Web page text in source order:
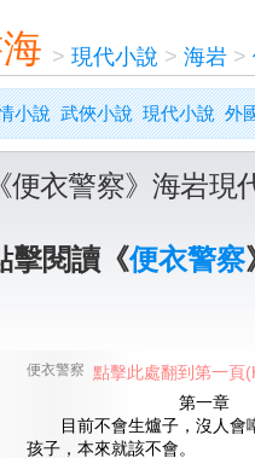
> 現代小說 > 海岩>
小說 武俠小說 現代小說 外
《便衣警察》海岩
擊閱讀《便衣警察
便衣警察
第一章
目前不會生爐子，沒人會
孩子，本來就該不會。
點擊此處翻到第一頁